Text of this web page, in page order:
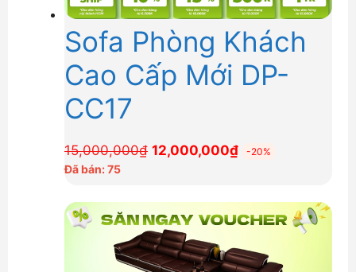
Sofa Phòng Khách
Cao Cấp Mới DP-
CC17
15,000,000₫ Giá
12,000,000₫Giá
12,000,000₫.
-20%
Đã bán: 75